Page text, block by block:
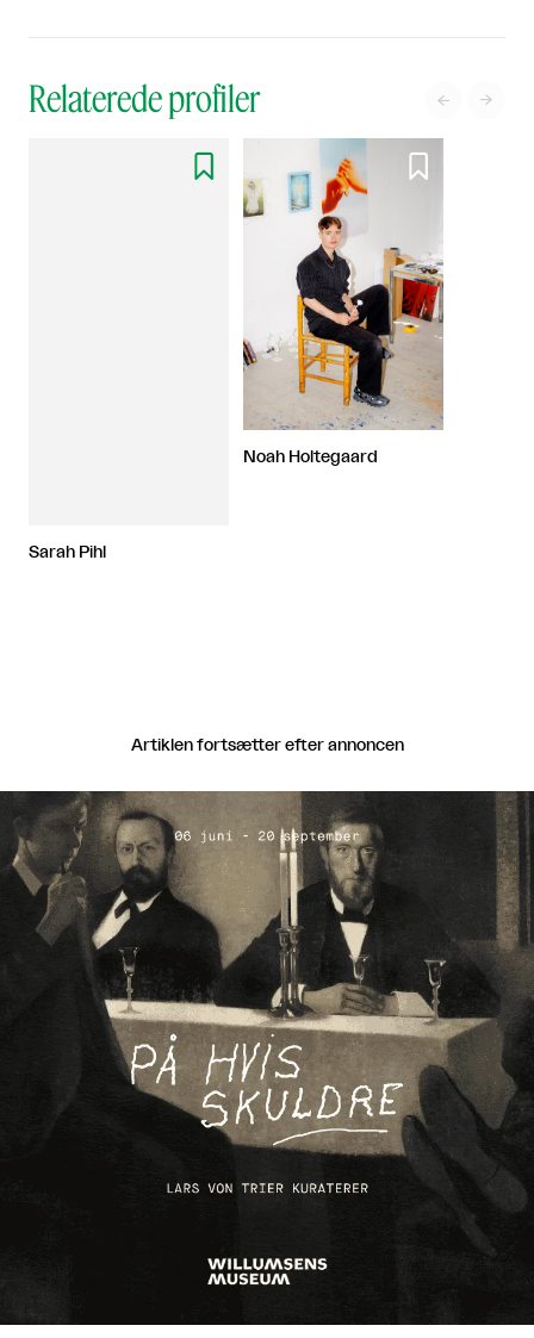
Relaterede profiler  

Sarah Pihl

Noah Holtegaard
Artiklen fortsætter efter annoncen